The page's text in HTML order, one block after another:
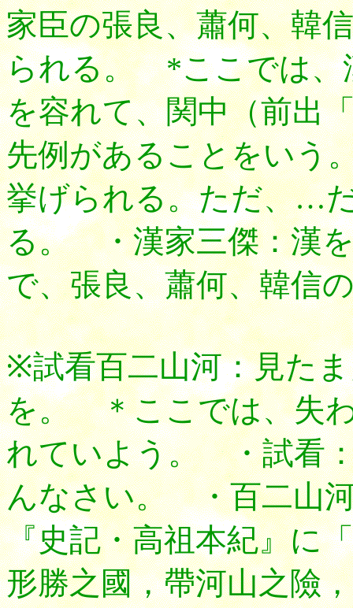
家臣の張良、蕭何、韓
られる。 *ここでは、
を容れて、関中（前出
先例があることをい
挙げられる。ただ、…
る。 ・漢家三傑：漢
で、張良、蕭何、韓信
※試看百二山河：見た
を。 ＊ここでは、失
れていよう。 ・試看
んなさい。 ・百二山
『史記・高祖本紀』に
形勝之國，帶河山之險